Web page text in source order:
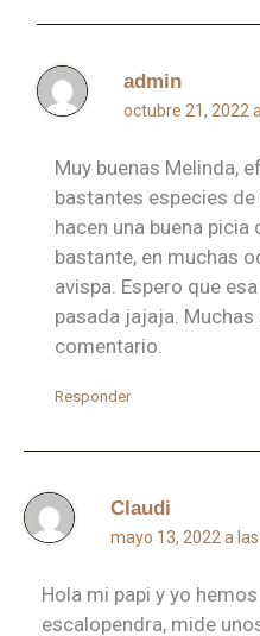
admin
octubre 21, 2022
Muy buenas Melinda,
bastantes especies
hacen una buena
bastante, en muchas
avispa. Espero que
pasada jajaja.
comentario.
Responder
Claudi
mayo 13, 2022 a
Hola mi papi y yo
escalopendra, mide